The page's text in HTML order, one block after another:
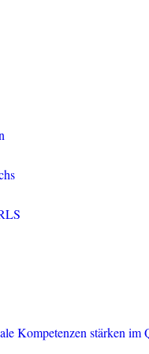
Kompetenzen stärken im